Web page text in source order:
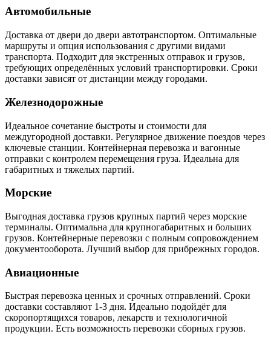
Автомобильные
Доставка от двери до двери автотранспортом. Оптимальные
маршруты и опция использования с другими видами
транспорта. Подходит для экстренных отправок и грузов,
требующих определённых условий транспортировки. Сроки
доставки зависят от дистанции между городами.
Железнодорожные
Идеальное сочетание быстроты и стоимости для
междугородной доставки. Регулярное движение поездов через
ключевые станции. Контейнерная перевозка и вагонные
отправки с контролем перемещения груза. Идеальна для
габаритных и тяжелых партий.
Морские
Выгодная доставка грузов крупных партий через морские
терминалы. Оптимальна для крупногабаритных и больших
грузов. Контейнерные перевозки с полным сопровождением
документооборота. Лучший выбор для прибрежных городов.
Авиационные
Быстрая перевозка ценных и срочных отправлений. Сроки
доставки составляют 1-3 дня. Идеально подойдёт для
скоропортящихся товаров, лекарств и технологичной
продукции. Есть возможность перевозки сборных грузов.